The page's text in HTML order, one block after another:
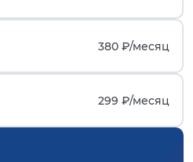
380 ₽/месяц
299 ₽/месяц